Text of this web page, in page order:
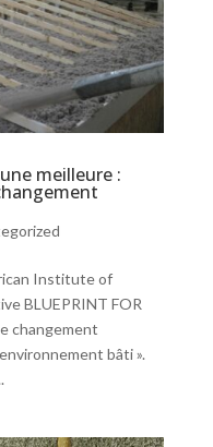
meilleure :
Institute of
BLUEPRINT FOR
changement
bâti ».